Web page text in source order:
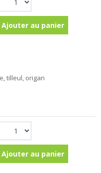
Ajouter au panier
tilleul, origan
Ajouter au panier